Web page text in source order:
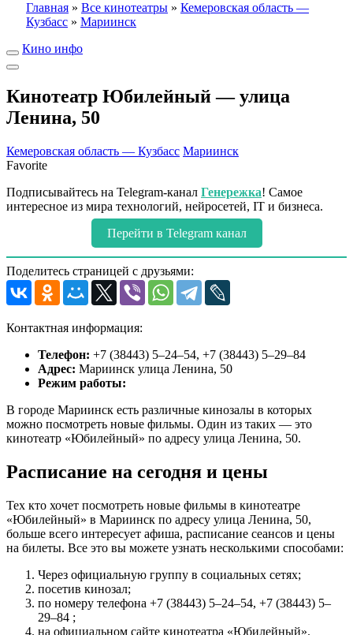
Главная » Все кинотеатры » Кемеровская область —
Кузбасс » Мариинск
Кино инфо
Кинотеатр Юбилейный — улица
Ленина, 50
Кемеровская область — Кузбасс Мариинск
Favorite
Подписывайтесь на Telegram-канал Генережка! Самое
интересное из мира технологий, нейросетей, IT и бизнеса.
Перейти в Telegram канал
Поделитесь страницей с друзьями:
Контактная информация:
Телефон: +7 (38443) 5‒24‒54, +7 (38443) 5‒29‒84
Адрес: Мариинск улица Ленина, 50
Режим работы:
В городе Мариинск есть различные кинозалы в которых
можно посмотреть новые фильмы. Один из таких — это
кинотеатр «Юбилейный» по адресу улица Ленина, 50.
Расписание на сегодня и цены
Тех кто хочет посмотреть новые фильмы в кинотеатре
«Юбилейный» в Мариинск по адресу улица Ленина, 50,
больше всего интересует афиша, расписание сеансов и цены
на билеты. Все это вы можете узнать несколькими способами:
Через официальную группу в социальных сетях;
посетив кинозал;
по номеру телефона +7 (38443) 5‒24‒54, +7 (38443) 5‒
29‒84 ;
на официальном сайте кинотеатра «Юбилейный».